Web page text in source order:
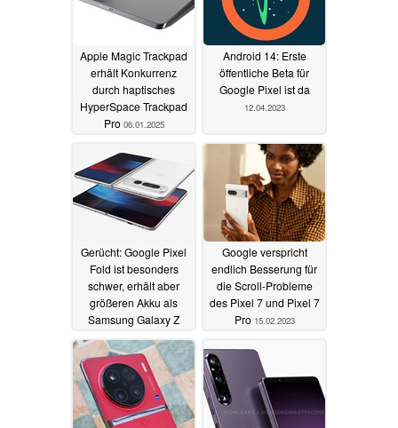
Apple Magic Trackpad
erhält Konkurrenz
durch haptisches
HyperSpace Trackpad
Pro 06.01.2025
Android 14: Erste
öffentliche Beta für
Google Pixel ist da
12.04.2023
Gerücht: Google Pixel
Fold ist besonders
schwer, erhält aber
größeren Akku als
Samsung Galaxy Z
Fold420.02.2023
Google verspricht
endlich Besserung für
die Scroll-Probleme
des Pixel 7 und Pixel 7
Pro 15.02.2023